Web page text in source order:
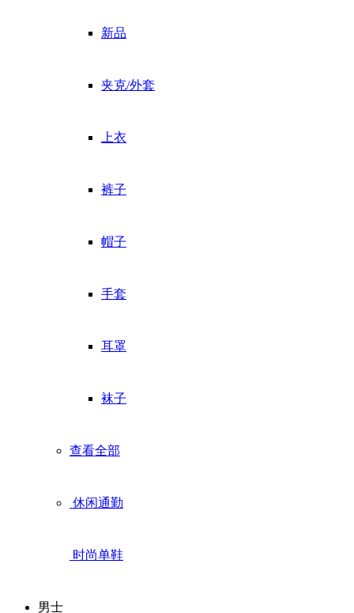
新品
夹克/外套
上衣
裤子
帽子
手套
耳罩
袜子
查看全部
休闲通勤
时尚单鞋
男士